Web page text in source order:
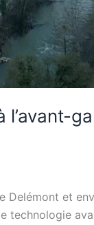
l’avant-
Delémont et
technologie